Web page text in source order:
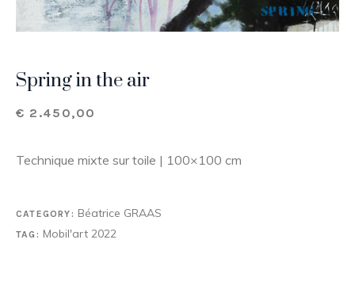
Spring in the air
€ 2.450,00
Technique mixte sur toile | 100×100 cm
CATEGORY: Béatrice GRAAS
TAG: Mobil'art 2022